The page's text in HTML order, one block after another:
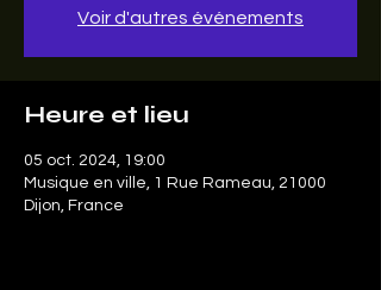
Voir d'autres événements
Heure et lieu
05 oct. 2024, 19:00
Musique en ville, 1 Rue Rameau, 21000
Dijon, France